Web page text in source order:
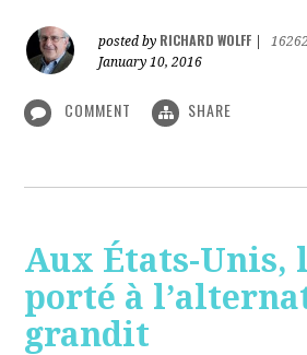
posted by RICHARD WOLFF
January 10, 2016
COMMENT SHARE
Aux États-Unis,
porté à
grandit